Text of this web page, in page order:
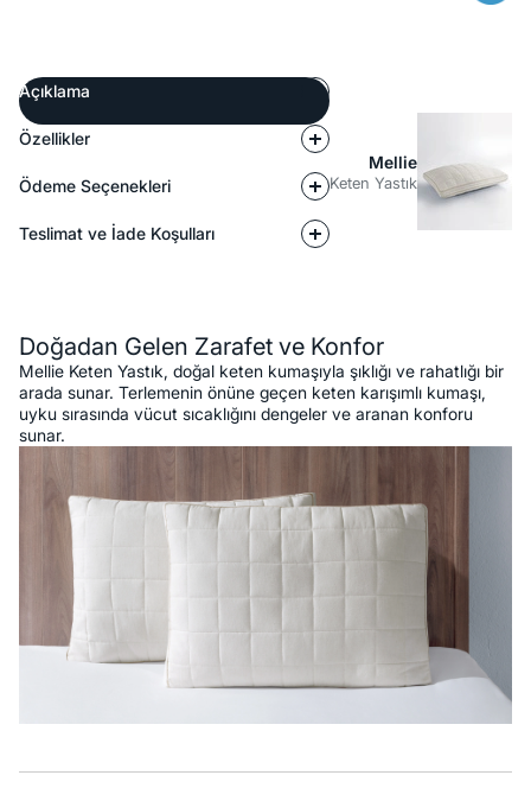
Açıklama
Özellikler
Ödeme Seçenekleri
Teslimat ve İade Koşulları
Mellie
Keten Yastık
Doğadan Gelen Zarafet ve Konfor
Mellie Keten Yastık, doğal keten kumaşıyla şıklığı ve rahatlığı bir
arada sunar. Terlemenin önüne geçen keten karışımlı kumaşı,
uyku sırasında vücut sıcaklığını dengeler ve aranan konforu
sunar.